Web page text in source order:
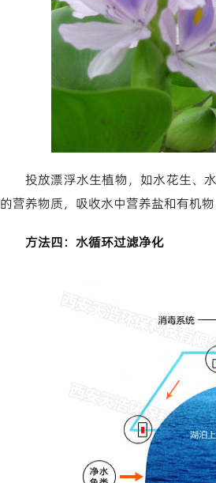
投放漂浮水生植物，如水花生、
的营养物质，吸收水中营养盐和有机
方法四：水循环过滤净化